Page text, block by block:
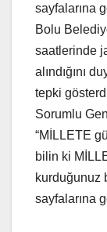
sayfalarına
Bolu
saatlerinde
alındığını
tepki
Sorumlu
“MİLLETE
bilin ki
kurduğunuz
sayfalarına